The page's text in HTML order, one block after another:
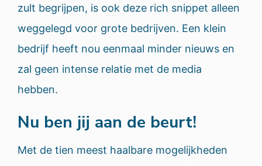
zult begrijpen, is ook deze rich snippet alleen
weggelegd voor grote bedrijven. Een klein
bedrijf heeft nou eenmaal minder nieuws en
zal geen intense relatie met de media
hebben.
Nu ben jij aan de beurt!
Met de tien meest haalbare mogelijkheden